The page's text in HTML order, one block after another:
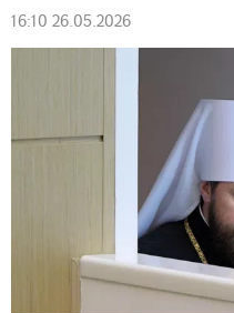
16:10 26.05.2026